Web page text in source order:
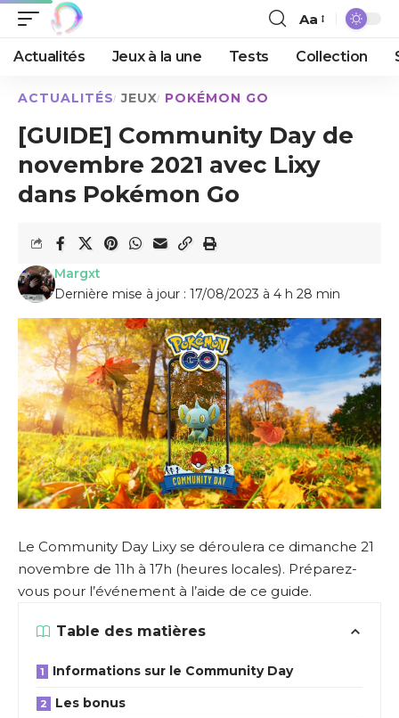
Aa
Actualités Jeux à la une Tests Collection
ACTUALITÉS JEUX POKÉMON GO
[GUIDE] Community Day de
novembre 2021 avec Lixy
dans Pokémon Go
Dernière mise à jour : 17/08/2023 à 4 h 28 min
Margxt
Le Community Day Lixy se déroulera ce dimanche 21
novembre de 11h à 17h (heures locales). Préparez-
vous pour l’événement à l’aide de ce guide.
Table des matières
Informations sur le Community Day
Les bonus